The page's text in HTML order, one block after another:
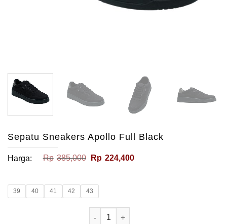
Sepatu Sneakers Apollo Full Black
Harga: Rp 385,000 Harga
Rp 224,400Harga
39 40 41 42 43
Kuantitas Sepatu Sneakers Apollo